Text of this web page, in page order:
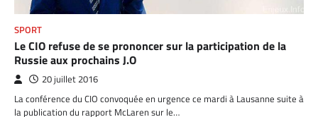
SPORT
Le CIO refuse de se prononcer sur la participation de la
Russie aux prochains J.O
20 juillet 2016
La conférence du CIO convoquée en urgence ce mardi à Lausanne suite à
la publication du rapport McLaren sur le…